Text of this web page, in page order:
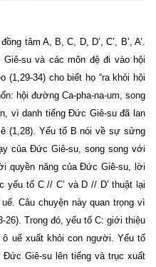
tâm A, B, C, D, D’, C’, B’, A’.
su và các môn đệ đi vào hội
(1,29-34) cho biết họ “ra khỏi hội
hội đường Ca-pha-na-um, song
vì danh tiếng Đức Giê-su đã lan
(1,28). Yếu tố B nói về sự sửng
của Đức Giê-su, song song với
quyền năng của Đức Giê-su, lời
yếu tố C // C’ và D // D’ thuật lại
Câu chuyện này quan trọng vì
Trong đó, yếu tố C: giới thiệu
ô uế xuất khỏi con người. Yếu tố
Đức Giê-su lên tiếng và trục xuất